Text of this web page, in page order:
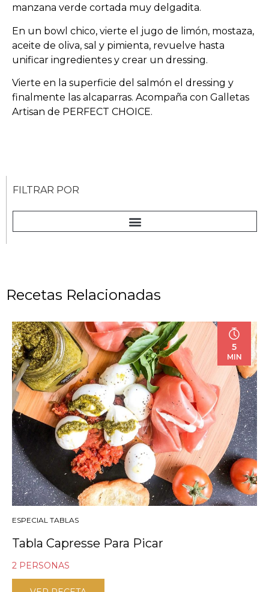
manzana verde cortada muy delgadita.
En un bowl chico, vierte el jugo de limón, mostaza,
aceite de oliva, sal y pimienta, revuelve hasta
unificar ingredientes y crear un dressing.
Vierte en la superficie del salmón el dressing y
finalmente las alcaparras. Acompaña con Galletas
Artisan de PERFECT CHOICE.
FILTRAR POR
Recetas Relacionadas
5
MIN
ESPECIAL TABLAS
Tabla Capresse Para Picar
2 PERSONAS